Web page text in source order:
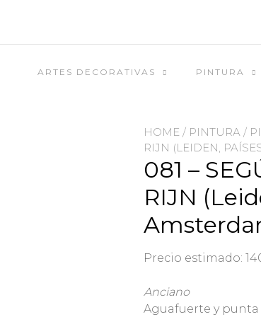
ARTES DECORATIVAS PINTURA
HOME / PINTURA /
RIJN (LEIDEN,
081 –
RIJN
Precio estimado:
Anciano
Aguafuerte y